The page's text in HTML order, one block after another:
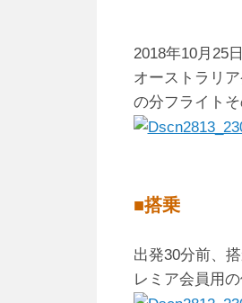
2018年10月25
オーストラリ
の分フライト
■搭乗
出発30分前、
レミア会員用